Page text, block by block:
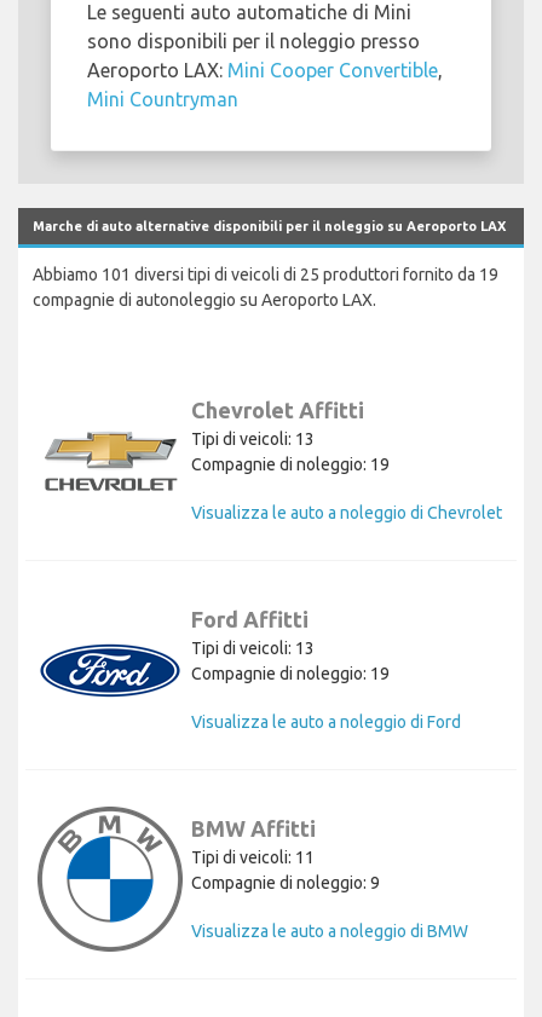
Le seguenti auto automatiche di Mini
sono disponibili per il noleggio presso
Aeroporto LAX: Mini Cooper Convertible,
Mini Countryman
Marche di auto alternative disponibili per il noleggio su Aeroporto LAX
Abbiamo 101 diversi tipi di veicoli di 25 produttori fornito da 19
compagnie di autonoleggio su Aeroporto LAX.
Chevrolet Affitti
Tipi di veicoli: 13
Compagnie di noleggio: 19
Visualizza le auto a noleggio di Chevrolet
Ford Affitti
Tipi di veicoli: 13
Compagnie di noleggio: 19
Visualizza le auto a noleggio di Ford
BMW Affitti
Tipi di veicoli: 11
Compagnie di noleggio: 9
Visualizza le auto a noleggio di BMW